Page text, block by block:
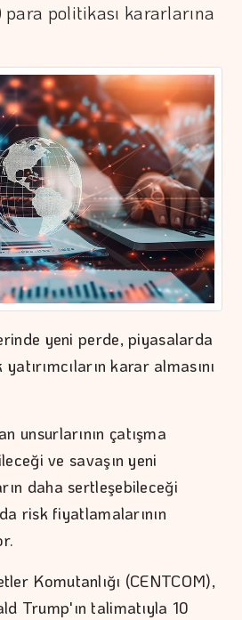
para politikası kararlarına
yeni perde, piyasalarda
karar almasını
unsurlarının çatışma
ve savaşın yeni
daha sertleşebileceği
risk fiyatlamalarının
Komutanlığı (CENTCOM),
Trump'ın talimatıyla 10